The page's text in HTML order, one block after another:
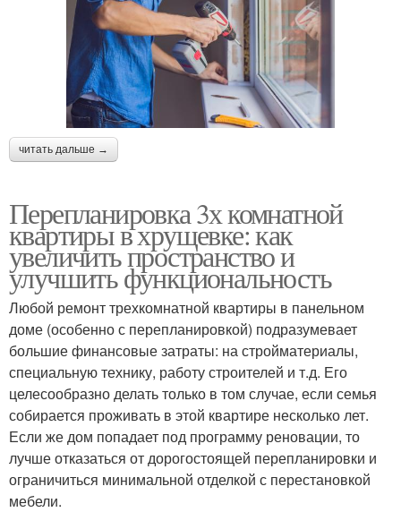
читать дальше →
Перепланировка 3х комнатной
квартиры в хрущевке: как
увеличить пространство и
улучшить функциональность
Любой ремонт трехкомнатной квартиры в панельном
доме (особенно с перепланировкой) подразумевает
большие финансовые затраты: на стройматериалы,
специальную технику, работу строителей и т.д. Его
целесообразно делать только в том случае, если семья
собирается проживать в этой квартире несколько лет.
Если же дом попадает под программу реновации, то
лучше отказаться от дорогостоящей перепланировки и
ограничиться минимальной отделкой с перестановкой
мебели.